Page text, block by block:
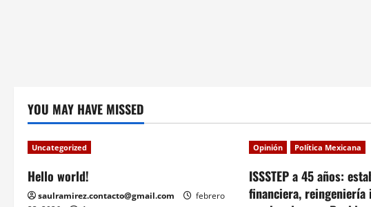
YOU MAY HAVE MISSED
Uncategorized
Hello world!
saulramirez.contacto@gmail.com
febrero
Opinión Política Mexicana
ISSSTEP a 45 años:
financiera,